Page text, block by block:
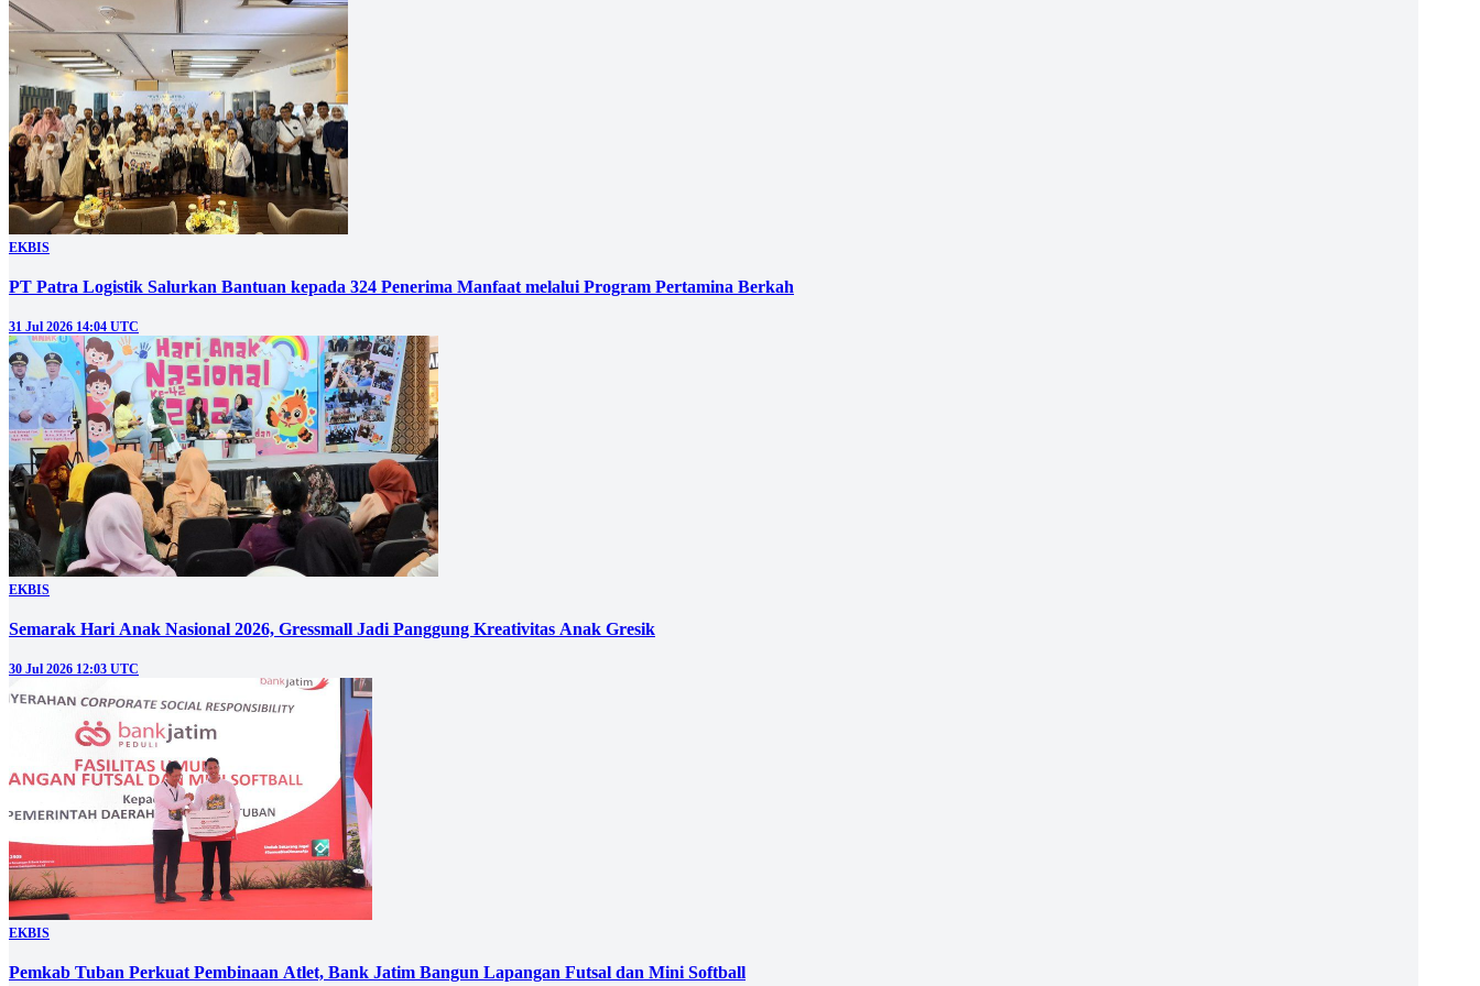
EKBIS
PT Patra Logistik Salurkan Bantuan kepada 324 Penerima Manfaat melalui Program Pertamina Berkah
31 Jul 2026 14:04 UTC
EKBIS
Semarak Hari Anak Nasional 2026, Gressmall Jadi Panggung Kreativitas Anak Gresik
30 Jul 2026 12:03 UTC
EKBIS
Pemkab Tuban Perkuat Pembinaan Atlet, Bank Jatim Bangun Lapangan Futsal dan Mini Softball